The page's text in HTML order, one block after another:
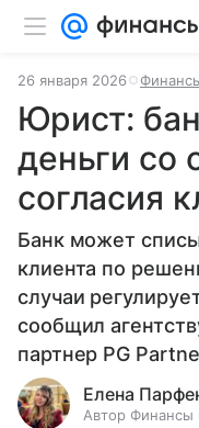
26 января 2026
Юрист:
деньги со
согласия
Банк может
клиента по
случаи
сообщил
партнер PG
Елена
Автор Финансы